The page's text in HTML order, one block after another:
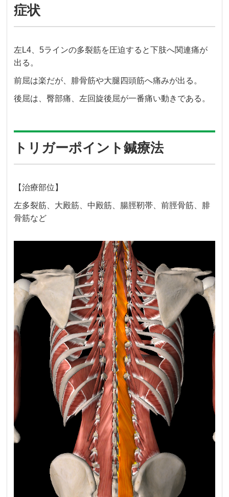
症状
左L4、5ラインの多裂筋を圧迫すると下肢へ関連痛が
出る。
前屈は楽だが、腓骨筋や大腿四頭筋へ痛みが出る。
後屈は、臀部痛、左回旋後屈が一番痛い動きである。
トリガーポイント鍼療法
【治療部位】
左多裂筋、大殿筋、中殿筋、腸脛靭帯、前脛骨筋、腓
骨筋など